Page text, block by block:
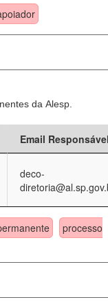
da Alesp.
Email
deco-
processo